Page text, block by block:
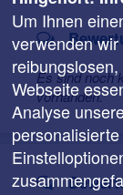
Es sind noch
vorhanden.
Um Ihnen
verwenden
Webseite
Analyse